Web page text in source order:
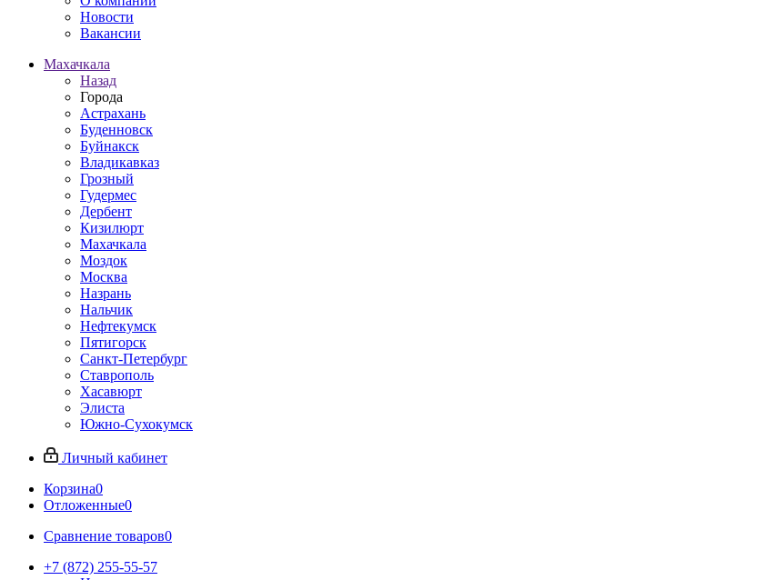
Новости
Вакансии
Махачкала
Назад
Города
Астрахань
Буденновск
Буйнакск
Владикавказ
Грозный
Гудермес
Дербент
Кизилюрт
Махачкала
Моздок
Москва
Назрань
Нальчик
Нефтекумск
Пятигорск
Санкт-Петербург
Ставрополь
Хасавюрт
Элиста
Южно-Сухокумск
Личный кабинет
Корзина0
Отложенные0
Сравнение товаров0
+7 (872) 255-55-57